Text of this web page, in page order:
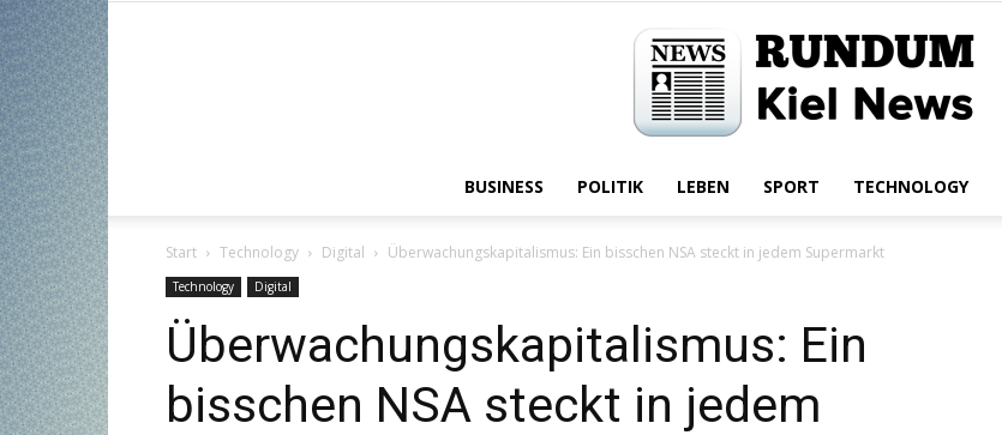
BUSINESS POLITIK LEBEN SPORT TECHNOLOGY
Start Technology Digital Überwachungskapitalismus: Ein bisschen NSA steckt in jedem Supermarkt
Technology Digital
Überwachungskapitalismus: Ein
bisschen NSA steckt in jedem